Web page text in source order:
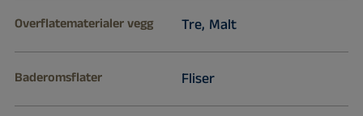
Overflatematerialer vegg Tre, Malt
Baderomsflater Fliser